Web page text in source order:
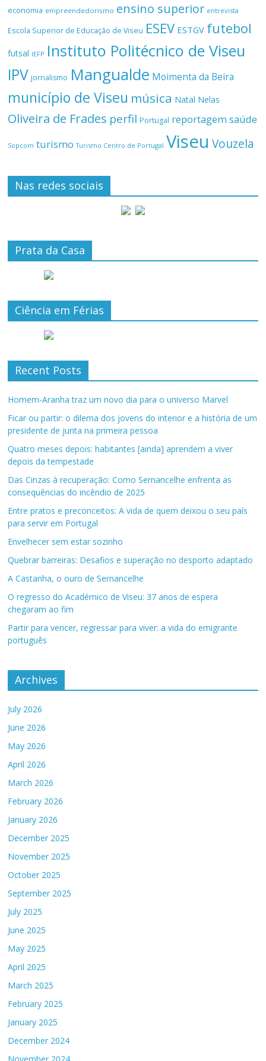
economia empreendedorismo ensino superior entrevista
Escola Superior de Educação de Viseu ESEV ESTGV futebol
futsal IEFP Instituto Politécnico de Viseu
IPV jornalismo Mangualde Moimenta da Beira
município de Viseu música Natal Nelas
Oliveira de Frades perfil Portugal reportagemsaúde
Sopcom turismo Turismo Centro de Portugal Viseu Vouzela
Nas redes sociais
Prata da Casa
Ciência em Férias
Recent Posts
Homem-Aranha traz um novo dia para o universo Marvel
Ficar ou partir: o dilema dos jovens do interior e a história de um
presidente de junta na primeira pessoa
Quatro meses depois: habitantes [ainda] aprendem a viver
depois da tempestade
Das Cinzas à recuperação: Como Sernancelhe enfrenta as
consequências do incêndio de 2025
Entre pratos e preconceitos: A vida de quem deixou o seu país
para servir em Portugal
Envelhecer sem estar sozinho
Quebrar barreiras: Desafios e superação no desporto adaptado
A Castanha, o ouro de Sernancelhe
O regresso do Académico de Viseu: 37 anos de espera
chegaram ao fim
Partir para vencer, regressar para viver: a vida do emigrante
português
Archives
July 2026
June 2026
May 2026
April 2026
March 2026
February 2026
January 2026
December 2025
November 2025
October 2025
September 2025
July 2025
June 2025
May 2025
April 2025
March 2025
February 2025
January 2025
December 2024